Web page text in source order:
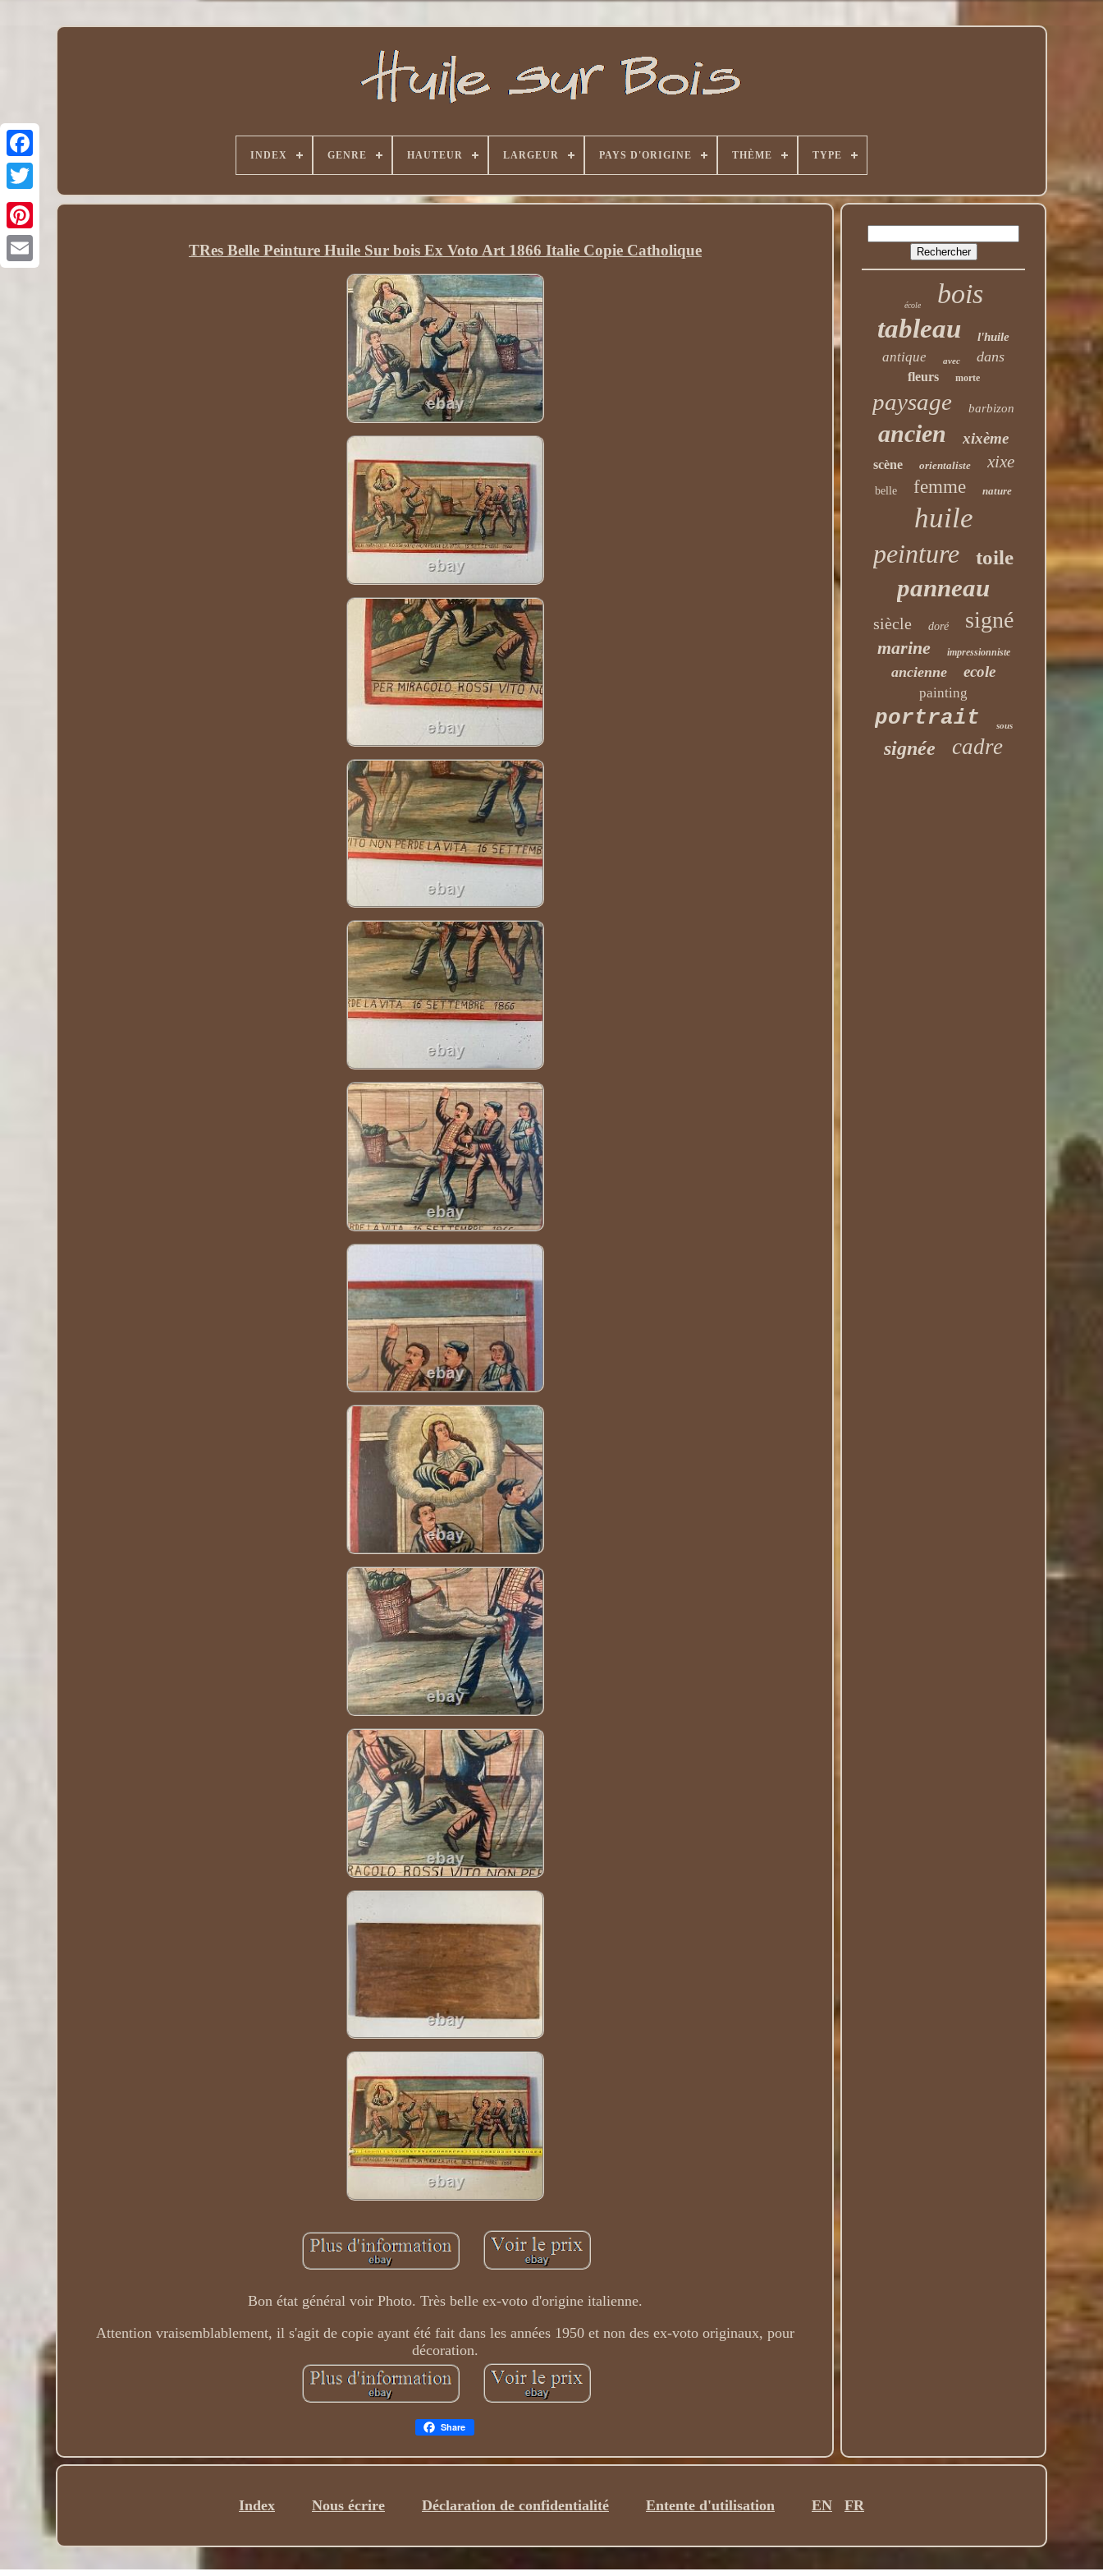
INDEX GENRE HAUTEUR LARGEUR PAYS D'ORIGINE THÈME TYPE
TRes Belle Peinture Huile Sur bois Ex Voto Art 1866 Italie Copie Catholique
Bon état général voir Photo. Très belle ex-voto d'origine italienne.
Attention vraisemblablement, il s'agit de copie ayant été fait dans les années 1950 et non des ex-voto originaux, pour
décoration.
Share
école bois
tableau l'huile
antique avec dans
fleurs morte
paysage barbizon
ancien xixème
scène orientaliste xixe
belle femme nature
huile
peinture toile
panneau
siècle doré signé
marine impressionniste
ancienne ecole
painting
portrait sous
signée cadre
Index Nous écrire Déclaration de confidentialité Entente d'utilisation EN FR